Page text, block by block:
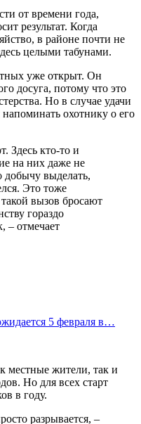
от времени года,
результат. Когда
в районе почти не
целыми табунами.
уже открыт. Он
досуга, потому что это
Но в случае удачи
охотнику о его
Здесь кто-то и
на них даже не
выделать,
Это тоже
вызов бросают
гораздо
– отмечает
5 февраля в…
местные жители, так и
Но для всех старт
в году.
разрывается, –